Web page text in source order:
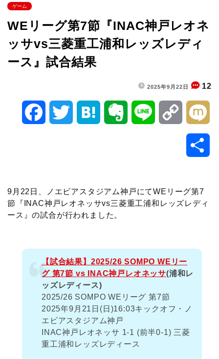
ゲーム
WEリーグ第7節『INAC神戸レオネ
ッサvs三菱重工浦和レッズレディ
ース』試合結果
2025年9月22日 12
b
k
t n n
e
o
L
k
9月22日、ノエビアスタジアム神戸にてWEリーグ第7
節『INAC神戸レオネッサvs三菱重工浦和レッズレディ
ース』の試合が行われました。
【試合結果】2025/26 SOMPO WEリー
グ 第7節 vs INAC神戸レオネッサ(浦和レ
ッズレディース)
2025/26 SOMPO WEリーグ 第7節
2025年9月21日(日)16:03キックオフ・ノ
エビアスタジアム神戸
INAC神戸レオネッサ 1-1 (前半0-1) 三菱
重工浦和レッズレディース